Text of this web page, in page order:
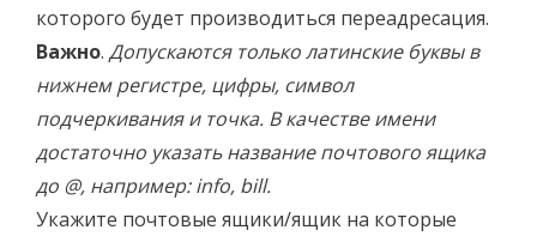
которого будет производиться переадресация.
Важно. Допускаются только латинские буквы в
нижнем регистре, цифры, символ
подчеркивания и точка. В качестве имени
достаточно указать название почтового ящика
до @, например: info, bill.
Укажите почтовые ящики/ящик на которые